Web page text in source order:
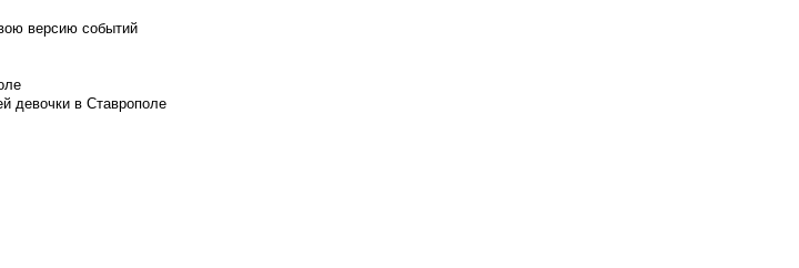
версию событий
девочки в Ставрополе